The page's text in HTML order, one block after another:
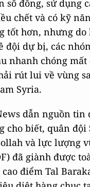
số đông, sử dụng
chết và có kỹ
tốt hơn, nhưng do
đội dự bị, các
nhanh chóng
rút lui về vùng
Syria.
dẫn nguồn tin
cho biết, quân đội
và lực lượng
đã giành được
điểm Tal